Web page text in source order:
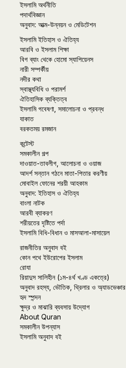
ইসলামি অর্থনীতি
পদার্থবিজ্ঞান
অনুবাদ: আত্ম-উন্নয়ন ও মেডিটেশন
ইসলামি ইতিহাস ও ঐতিহ্য
আরবি ও ইসলাম শিক্ষা
বিগ ব্যাং থেকে হোমো স্যাপিয়েনস
নারী সম্পর্কীয়
নদীর কথা
স্বাস্থ্যবিধি ও পরামর্শ
ঐতিহাসিক ব্যক্তিত্ব
ইসলামি গবেষণা, সমালোচনা ও প্রবন্ধ
যাকাত
বরকতময় রমজান
কন্টেস্ট
সমকালীন গল্প
দাওয়াত-তাবলীগ, আলোচনা ও ওয়াজ
আদর্শ সন্তান গঠনে মাতা-পিতার করণীয়
মোবাইল ফোনের শরয়ী আহকাম
অনুবাদ: ইতিহাস ও ঐতিহ্য
বাংলা নাটক
আরবী ব্যাকরণ
শরীয়তের দৃষ্টিতে পর্দা
ইসলামি বিধি-বিধান ও মাসআলা-মাসায়েল
রাজনীতির অনুবাদ বই
কোন পথে ইউরোপের ইসলাম
রোযা
রিয়াদুস সালিহীন (১ম-৪র্থ খণ্ড একত্রে)
অনুবাদ রহস্য, ভৌতিক, থ্রিলার ও অ্যাডভেঞ্চার
হৃদ স্পন্দন
ক্ষুদ্র ও মাঝারি ব্যবসায় উদ্যোগ
About Quran
সমকালীন উপন্যাস
ইসলামি অনুবাদ বই